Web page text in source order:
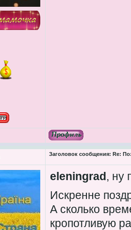
Заголовок сообщения: Re:
eleningrad, ну
Искренне
А сколько
кропотливую